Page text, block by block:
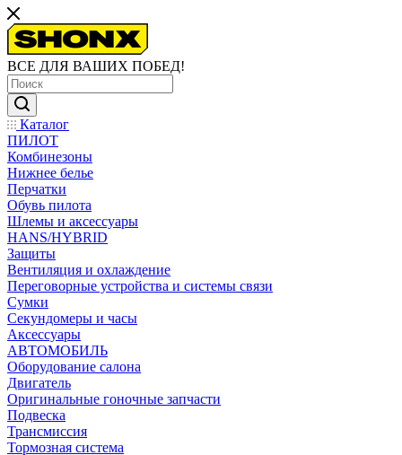
ВСЕ ДЛЯ ВАШИХ ПОБЕД!
Каталог
ПИЛОТ
Комбинезоны
Нижнее белье
Перчатки
Обувь пилота
Шлемы и аксессуары
HANS/HYBRID
Защиты
Вентиляция и охлаждение
Переговорные устройства и системы связи
Сумки
Секундомеры и часы
Аксессуары
АВТОМОБИЛЬ
Оборудование салона
Двигатель
Оригинальные гоночные запчасти
Подвеска
Трансмиссия
Тормозная система